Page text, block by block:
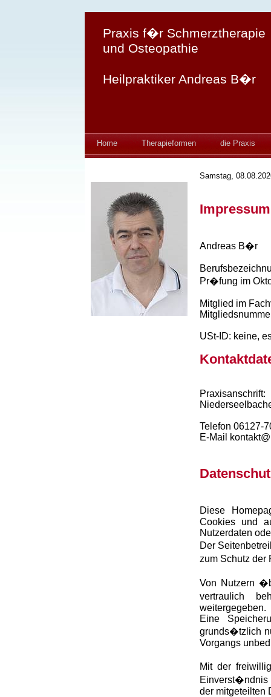
Praxis f�r Schmerztherapie
und Osteopathie
Heilpraktiker Andreas B�r
Home Therapieformen die Praxis
Samstag,
Impressum
Andreas B�r
Pr�fung im
Mitglied im
USt-ID: keine,
Praxisanschrift:
Telefon 06127-
E-Mail
Diese
Cookies und
Nutzerdaten
Der
zum Schutz der
Von Nutzern
vertraulich
weitergegeben.
Eine
grunds�tzlich
Vorgangs
Mit der
der mitgeteilten